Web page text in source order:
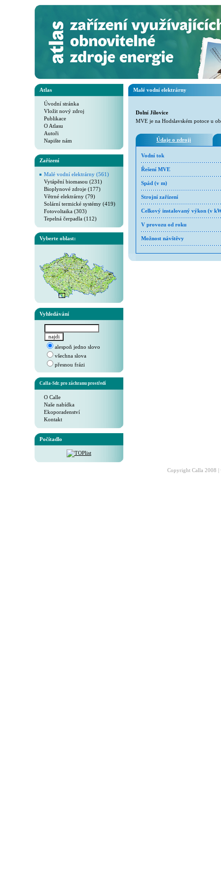
Atlas
Úvodní stránka
Vložit nový zdroj
Publikace
O Atlasu
Autoři
Napište nám
Zařízení
Malé vodní elektrárny (561)
Vytápění biomasou (231)
Bioplynové zdroje (177)
Větrné elektrárny (79)
Solární termické systémy (419)
Fotovoltaika (303)
Tepelná čerpadla (112)
Vyberte oblast:
Vyhledávání
alespoň jedno slovo
všechna slova
přesnou frázi
Calla-Sdr. pro záchranu prostředí
O Calle
Naše nabídka
Ekoporadenství
Kontakt
Počítadlo
Malé vodní elektrárny
Dolní Jílovice
MVE je na Hodslavském potoce u
Údaje o zdroji
Vodní tok
Řešení MVE
Spád (v m)
Strojní zařízení
Celkový instalovaný výkon (v
V provozu od roku
Možnost návštěvy
Copyright Calla 2008 |